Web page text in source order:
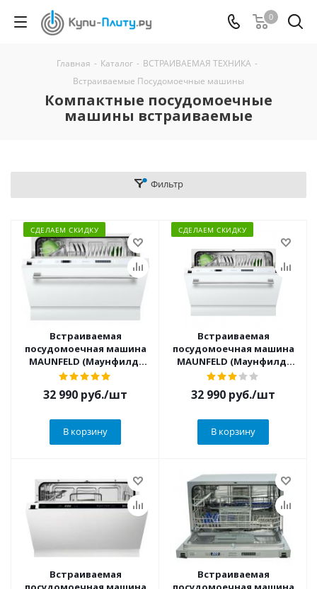
0
Главная - Каталог - ВСТРАИВАЕМАЯ ТЕХНИКА -
Встраиваемые Посудомоечные машины
Компактные посудомоечные
машины встраиваемые
Фильтр
СДЕЛАЕМ СКИДКУ
Встраиваемая
посудомоечная машина
MAUNFELD (Маунфилд)
MLP-06IM
32 990 руб./шт
В корзину
СДЕЛАЕМ СКИДКУ
Встраиваемая
посудомоечная машина
MAUNFELD (Маунфилд)
MLP 06IM + ВИДЕО О
32 990 руб./шт
В корзину
Встраиваемая
Встраиваемая